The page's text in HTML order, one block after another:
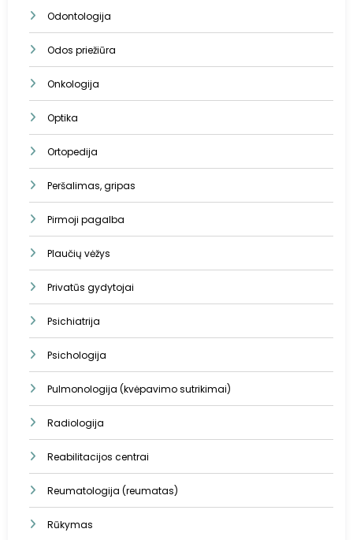
Odontologija
Odos priežiūra
Onkologija
Optika
Ortopedija
Peršalimas, gripas
Pirmoji pagalba
Plaučių vėžys
Privatūs gydytojai
Psichiatrija
Psichologija
Pulmonologija (kvėpavimo sutrikimai)
Radiologija
Reabilitacijos centrai
Reumatologija (reumatas)
Rūkymas